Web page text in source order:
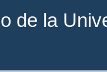
de la